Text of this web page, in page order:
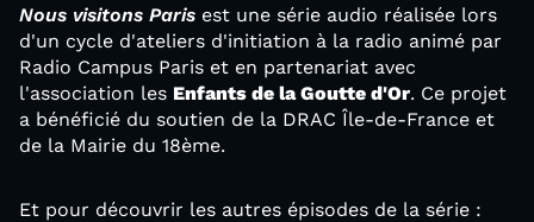
Nous visitons Paris est une série audio réalisée lors
d'un cycle d'ateliers d'initiation à la radio animé par
Radio Campus Paris et en partenariat avec
l'association les Enfants de la Goutte d'Or. Ce projet
a bénéficié du soutien de la DRAC Île-de-France et
de la Mairie du 18ème.
Et pour découvrir les autres épisodes de la série :